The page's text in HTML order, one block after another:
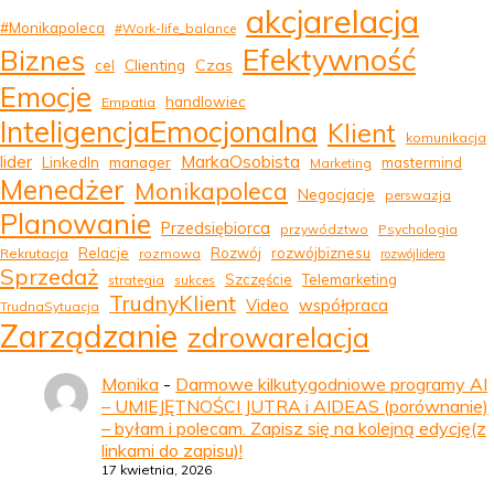
#Monikapoleca #Work-life_balance akcjarelacja
Biznes cel Clienting Czas Efektywność
Emocje Empatia handlowiec
InteligencjaEmocjonalna Klient komunikacja
lider LinkedIn manager MarkaOsobista Marketing mastermind
Menedżer Monikapoleca Negocjacje perswazja
Planowanie Przedsiębiorca przywództwo
Psychologia
Rekrutacja
Relacje rozmowa Rozwój rozwójbiznesu rozwójlidera
Sprzedaż strategia sukces Szczęście Telemarketing
TrudnaSytuacja TrudnyKlient Video współpraca
Zarządzanie zdrowarelacja
Monika - Darmowe kilkutygodniowe programy AI
– UMIEJĘTNOŚCI JUTRA i AIDEAS (porównanie)
– byłam i polecam. Zapisz się na kolejną edycję(z
linkami do zapisu)!
17 kwietnia, 2026